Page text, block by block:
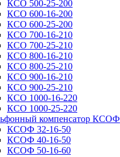
КСО 500-25-200
КСО 600-16-200
КСО 600-25-200
КСО 700-16-210
КСО 700-25-210
КСО 800-16-210
КСО 800-25-210
КСО 900-16-210
КСО 900-25-210
КСО 1000-16-220
КСО 1000-25-220
компенсатор КСОФ
КСОФ 32-16-50
КСОФ 40-16-50
КСОФ 50-16-60